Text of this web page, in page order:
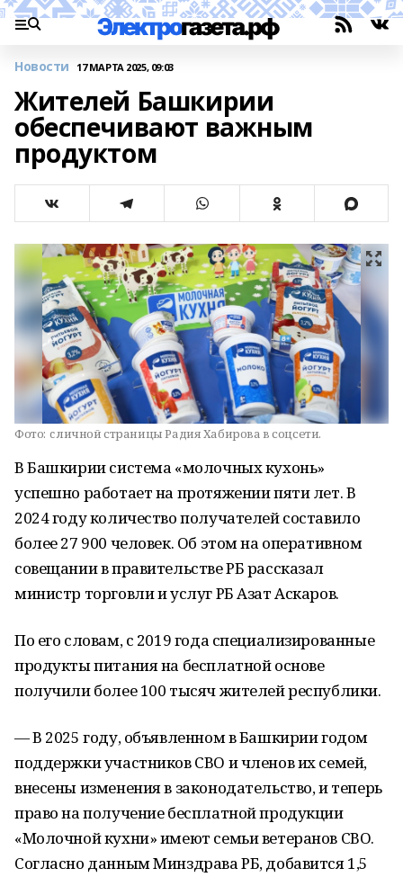
Новости 17 МАРТА 2025, 09:03
Жителей Башкирии
обеспечивают важным
продуктом
Фото: c личной страницы Радия Хабирова в соцсети.
В Башкирии система «молочных кухонь»
успешно работает на протяжении пяти лет. В
2024 году количество получателей составило
более 27 900 человек. Об этом на оперативном
совещании в правительстве РБ рассказал
министр торговли и услуг РБ Азат Аскаров.
По его словам, с 2019 года специализированные
продукты питания на бесплатной основе
получили более 100 тысяч жителей республики.
— В 2025 году, объявленном в Башкирии годом
поддержки участников СВО и членов их семей,
внесены изменения в законодательство, и теперь
право на получение бесплатной продукции
«Молочной кухни» имеют семьи ветеранов СВО.
Согласно данным Минздрава РБ, добавится 1,5